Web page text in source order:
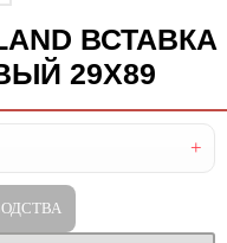
ВСТАВКА
29X89